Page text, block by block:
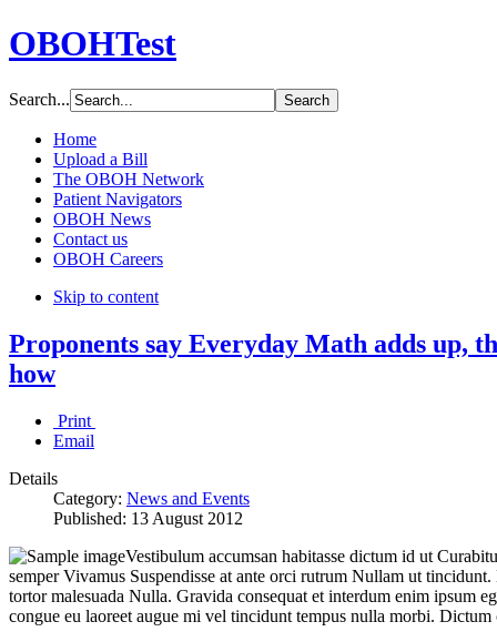
OBOHTest
Search...
Home
Upload a Bill
The OBOH Network
Patient Navigators
OBOH News
Contact us
OBOH Careers
Skip to content
Proponents say Everyday Math adds up,
how
Print
Email
Details
Category: News and Events
Published: 13 August 2012
Vestibulum accumsan habitasse dictum id ut
semper Vivamus Suspendisse at ante orci rutrum Nullam ut
tortor malesuada Nulla. Gravida consequat et interdum enim ipsum
congue eu laoreet augue mi vel tincidunt tempus nulla morbi. Dictum